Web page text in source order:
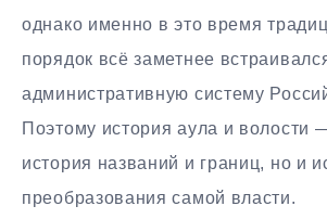
однако именно в это время
порядок всё заметнее
административную систему
Поэтому история аула и волости
история названий и границ, но и
преобразования самой власти.